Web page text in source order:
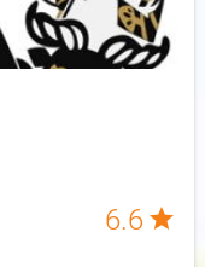
6.6 star